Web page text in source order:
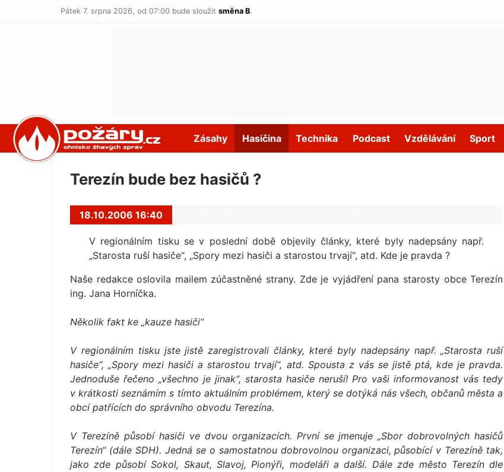
Pátek 7. srpna 2026, od 07:00 bude sloužit směna B.
POŽÁRY.cz Zásahy Hasičina Technika Podcast Vzdělávání Sport
Terezín bude bez hasičů ?
18.10.2006 16:40
V regionálním tisku se v poslední době objevily články, které byly nadepsány např.
„Starosta ruší hasiče“, „Spory mezi hasiči a starostou trvají“, atd. Kde je pravda ?
Naše redakce oslovila mailem zúčastněné strany. Zde je vyjádření pana starosty obce Terezín
ing. Jana Horníčka.
Několik fakt ke „kauze hasiči“
V regionálním tisku jste jistě zaregistrovali články, které byly nadepsány např. „Starosta ruší
hasiče“, „Spory mezi hasiči a starostou trvají“, atd. Spousta z vás se jistě ptá, kde je pravda.
Jednoduše řečeno „všechno je jinak“, starosta hasiče neruší! Pro vaši informovanost vás tedy
v krátkosti seznámím s tímto aktuálním problémem, který se dotýká nás všech, občanů města a
obcí patřících do správního obvodu Terezína.
V Terezíně působí hasiči ve dvou organizacích. První se jmenuje „Sbor dobrovolných hasičů
Terezín“ (dále SDH). Jedná se o samostatnou dobrovolnou organizaci, působící v Terezíně tak,
jako zde působí Sokol, Skaut, Slavoj, Pionýři, modeláři a další. Dále zde město Terezín dle